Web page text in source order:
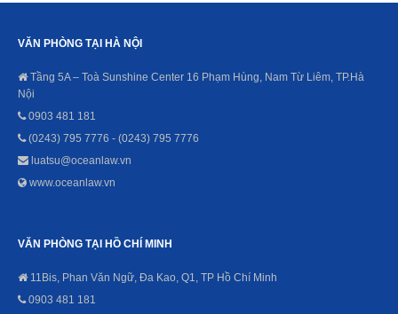
VĂN PHÒNG TẠI HÀ NỘI
Tầng 5A – Toà Sunshine Center 16 Phạm Hùng, Nam Từ Liêm, TP.Hà
Nội
0903 481 181
(0243) 795 7776 - (0243) 795 7776
luatsu@oceanlaw.vn
www.oceanlaw.vn
VĂN PHÒNG TẠI HỒ CHÍ MINH
11Bis, Phan Văn Ngữ, Đa Kao, Q1, TP Hồ Chí Minh
0903 481 181